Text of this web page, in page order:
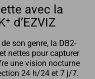
avec la
d’EZVIZ
son genre, la DB2-
nettes pour capturer
une vision nocturne
24 h/24 et 7 j/7.